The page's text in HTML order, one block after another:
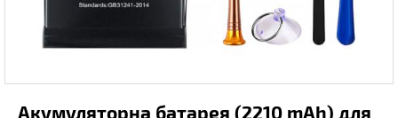
Акумуляторна батарея (2210 mAh) для